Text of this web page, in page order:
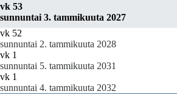
vk 53
sunnuntai 3. tammikuuta 2027
vk 52
sunnuntai 2. tammikuuta 2028
vk 1
sunnuntai 5. tammikuuta 2031
vk 1
sunnuntai 4. tammikuuta 2032